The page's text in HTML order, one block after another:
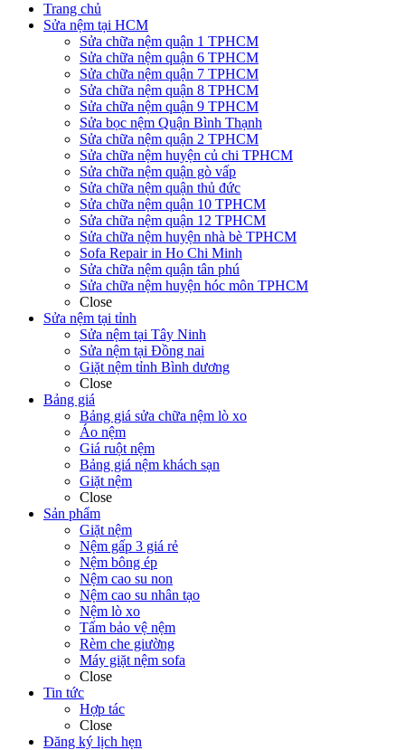
Trang chủ
Sửa nệm tại HCM
Sửa chữa nệm quận 1 TPHCM
Sửa chữa nệm quận 6 TPHCM
Sửa chữa nệm quận 7 TPHCM
Sửa chữa nệm quận 8 TPHCM
Sửa chữa nệm quận 9 TPHCM
Sửa bọc nệm Quận Bình Thạnh
Sửa chữa nệm quận 2 TPHCM
Sửa chữa nệm huyện củ chi TPHCM
Sửa chữa nệm quận gò vấp
Sửa chữa nệm quận thủ đức
Sửa chữa nệm quận 10 TPHCM
Sửa chữa nệm quận 12 TPHCM
Sửa chữa nệm huyện nhà bè TPHCM
Sofa Repair in Ho Chi Minh
Sửa chữa nệm quận tân phú
Sửa chữa nệm huyện hóc môn TPHCM
Close
Sửa nệm tại tỉnh
Sửa nệm tại Tây Ninh
Sửa nệm tại Đồng nai
Giặt nệm tỉnh Bình dương
Close
Bảng giá
Bảng giá sửa chữa nệm lò xo
Áo nệm
Giá ruột nệm
Bảng giá nệm khách sạn
Giặt nệm
Close
Sản phẩm
Giặt nệm
Nệm gấp 3 giá rẻ
Nệm bông ép
Nệm cao su non
Nệm cao su nhân tạo
Nệm lò xo
Tấm bảo vệ nệm
Rèm che giường
Máy giặt nệm sofa
Close
Tin tức
Hợp tác
Close
Đăng ký lịch hẹn